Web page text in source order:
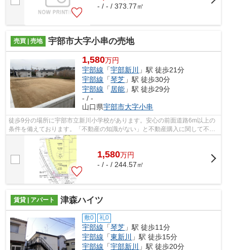
- / - / 373.77㎡
売買 | 売地 宇部市大字小串の売地
1,580万円
宇部線 「宇部新川
」駅 徒歩21分
宇部線 「琴芝 」駅 徒歩30分
宇部線 「居能 」駅 徒歩29分
- / -
山口県宇部市大字小串
徒歩9分の場所に宇部市立新川小学校があります。安心の前面道路6m以上の
条件を備えております。「不動産の知識がない」と不動産購入に関して不安
をお持ちではありませんか。当社スタッ...
1,580万円
- / - / 244.57㎡
賃貸 | アパート 津森ハイツ
敷0 礼0
宇部線 「琴芝 」駅 徒歩11分
宇部線 「東新川
」駅 徒歩15分
宇部線 「宇部新川
」駅 徒歩20分